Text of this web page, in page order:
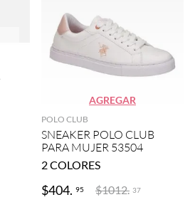
AGREGAR
POLO CLUB
SNEAKER POLO CLUB
PARA MUJER 53504
2COLORES
$404. 95 $1012. 37